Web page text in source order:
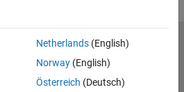
Netherlands(English)
Norway(English)
Österreich (Deutsch)
Marcas comerciales
Antipiratería
Estado de las aplicaciones